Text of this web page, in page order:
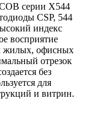
серии X544
CSP, 544
индекс
восприятие
жилых, офисных
отрезок
без
для
и витрин.